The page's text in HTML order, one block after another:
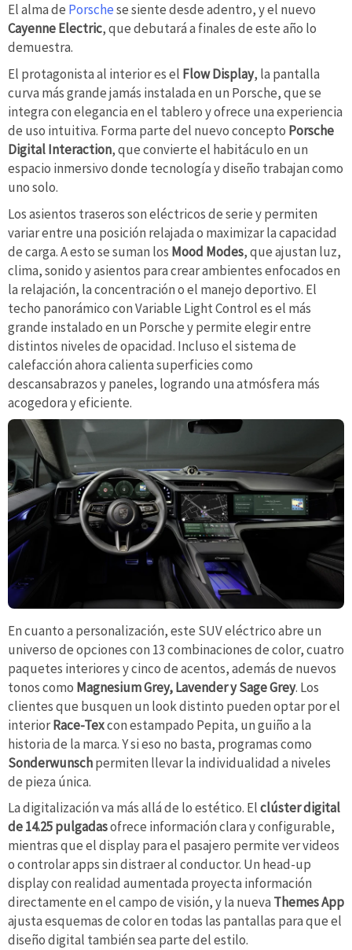
El alma de Porschese siente desde adentro, y el nuevo
Cayenne Electric, que debutará a finales de este año lo
demuestra.
El protagonista al interior es el Flow Display, la pantalla
curva más grande jamás instalada en un Porsche, que se
integra con elegancia en el tablero y ofrece una experiencia
de uso intuitiva. Forma parte del nuevo concepto Porsche
Digital Interaction, que convierte el habitáculo en un
espacio inmersivo donde tecnología y diseño trabajan como
uno solo.
Los asientos traseros son eléctricos de serie y permiten
variar entre una posición relajada o maximizar la capacidad
de carga. A esto se suman los Mood Modes, que ajustan luz,
clima, sonido y asientos para crear ambientes enfocados en
la relajación, la concentración o el manejo deportivo. El
techo panorámico con Variable Light Control es el más
grande instalado en un Porsche y permite elegir entre
distintos niveles de opacidad. Incluso el sistema de
calefacción ahora calienta superficies como
descansabrazos y paneles, logrando una atmósfera más
acogedora y eficiente.
En cuanto a personalización, este SUV eléctrico abre un
universo de opciones con 13 combinaciones de color, cuatro
paquetes interiores y cinco de acentos, además de nuevos
tonos como Magnesium Grey, Lavender y Sage Grey. Los
clientes que busquen un look distinto pueden optar por el
interiorRace-Texcon estampado Pepita, un guiño a la
historia de la marca. Y si eso no basta, programas como
Sonderwunschpermiten llevar la individualidad a niveles
de pieza única.
La digitalización va más allá de lo estético. Elclúster digital
de 14.25 pulgadasofrece información clara y configurable,
mientras que el display para el pasajero permite ver videos
o controlar apps sin distraer al conductor. Un head-up
display con realidad aumentada proyecta información
directamente en el campo de visión, y la nueva Themes App
ajusta esquemas de color en todas las pantallas para que el
diseño digital también sea parte del estilo.